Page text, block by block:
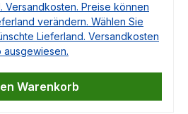
Er ersetzt das
0095 und passt für
Modelle zur
Dieses
für uns gefertigt und hat
Aufschrift auf den
Versandkosten. Preise können
verändern. Wählen Sie
Lieferland. Versandkosten
ausgewiesen.
Warenkorb